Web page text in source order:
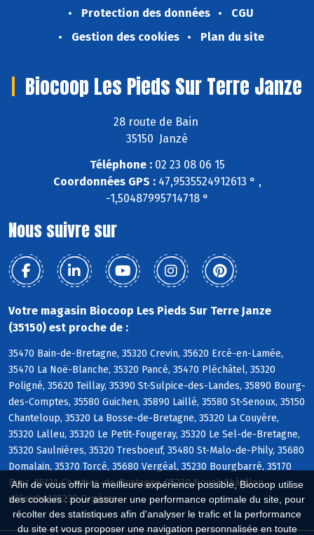
Afin de vous offrir la meilleure expérience possible, Biocoop utilise
des cookies : pour assurer une performance optimale du site, pour
récolter des statistiques afin d'analyser le trafic et la performance
du site et vous proposer une navigation personnalisée en toute
Protection des données
CGU
Gestion des cookies
Plan du site
Biocoop Les Pieds Sur Terre Janze
28 route de Bain
35150 Janzé
Téléphone :02 23 08 06 15
Coordonnées GPS :47,9535524912613 ° ,
-1,50487995714718 °
Nous suivre sur
Votre magasin Biocoop Les Pieds Sur Terre Janze
(35150) est proche de :
35470 Bain-de-Bretagne, 35320 Crevin, 35620 Ercé-en-Lamée,
35470 La Noë-Blanche, 35320 Pancé, 35470 Pléchâtel, 35320
Poligné, 35620 Teillay, 35390 St-Sulpice-des-Landes, 35890 Bourg-
des-Comptes, 35580 Guichen, 35890 Laillé, 35580 St-Senoux, 35150
Chanteloup, 35320 La Bosse-de-Bretagne, 35320 La Couyère,
35320 Lalleu, 35320 Le Petit-Fougeray, 35320 Le Sel-de-Bretagne,
35320 Saulnières, 35320 Tresboeuf, 35480 St-Malo-de-Phily, 35680
Domalain, 35370 Torcé, 35680 Vergéal, 35230 Bourgbarré, 35170
Bruz, 35131 Chartres-de-Bretagne, 35230 Noyal-Châtillon
s/Seiche, 35230 Orgères